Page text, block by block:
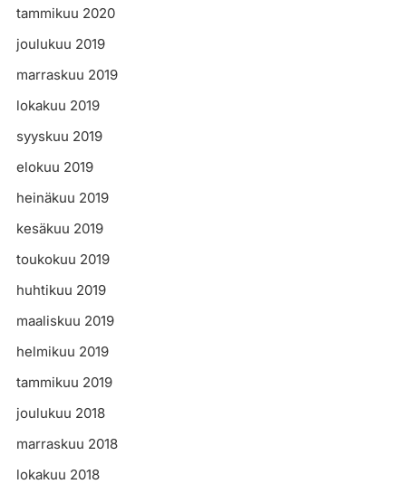
tammikuu 2020
joulukuu 2019
marraskuu 2019
lokakuu 2019
syyskuu 2019
elokuu 2019
heinäkuu 2019
kesäkuu 2019
toukokuu 2019
huhtikuu 2019
maaliskuu 2019
helmikuu 2019
tammikuu 2019
joulukuu 2018
marraskuu 2018
lokakuu 2018